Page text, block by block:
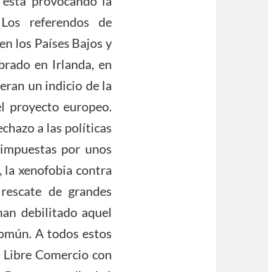
referendos de
los Países Bajos y
en Irlanda, en
un indicio de la
proyecto europeo.
a las políticas
por unos
la xenofobia contra
de grandes
debilitado aquel
A todos estos
Comercio con